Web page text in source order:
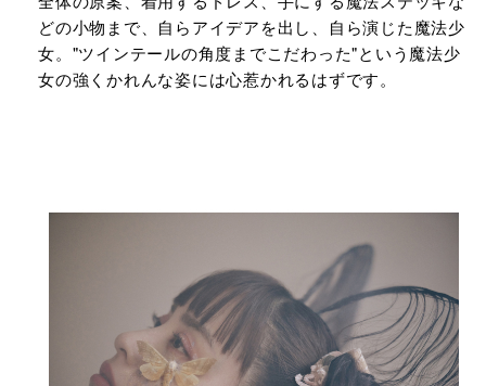
どの⼩物まで、⾃らアイデアを出し、⾃ら演じた魔法少
⼥。"ツインテールの⾓度までこだわった"という魔法少
⼥の強くかれんな姿には⼼惹かれるはずです。